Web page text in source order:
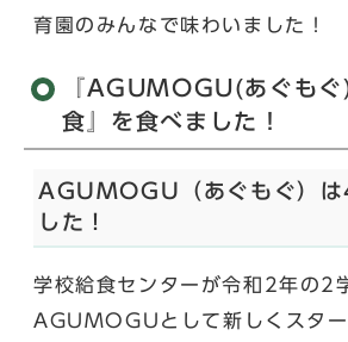
育園のみんなで味わいました！
『AGUMOGU(あぐも
食』を食べました！
AGUMOGU（あぐもぐ）は
した！
学校給食センターが令和2年の2
AGUMOGUとして新しくスタ